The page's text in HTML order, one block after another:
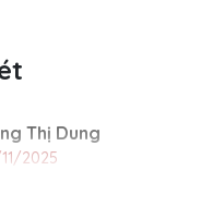
Thị Dung
2025